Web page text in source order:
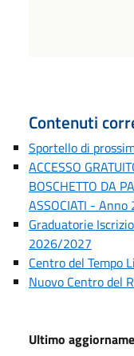
Contenuti
Sportello di
ACCESSO
BOSCHETTO DA
ASSOCIATI - Anno
Graduatorie
2026/2027
Centro del Tempo
Nuovo Centro del
Ultimo